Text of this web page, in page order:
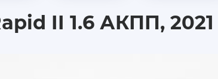
II 1.6 АКПП, 2021